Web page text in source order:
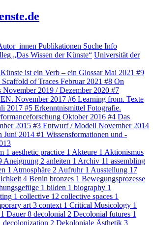
Publikationen Suche Info
„Das Wissen der Künste“ Universität der
ist ein Verb – ein GlossarMai 2021 #9
Scaffold of Traces Februar 2021 #8 On
November 2019 / Dezember 2020 #7
November 2017 #6 Learning from. Texte
2017 #5 Erkenntnismittel Fotografie.
Oktober 2016 #4 Das
2015 #3 Entwurf / Modell November 2014
Juni 2014 #1 Wissensformationen und -
1 aesthetic practice 1 Akteure 1 Aktionismus
Aneignung 2 anleiten 1 Archiv 11 assembling
1 Atmosphäre 2 Aufruhr 1 Ausstellung 17
4 Benin bronzes 1 Bewegungsprozesse
1 bilden 1 biography 1
1 collective 12 collective spaces 1
art 3 context 1 Critical Musicology 1
1 Dauer8 decolonial 2 Decolonial futures 1
decolonization 2 Dekoloniale Ästhetik 3